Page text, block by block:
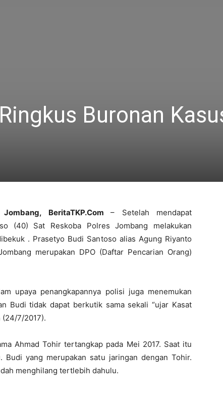
Buronan
Jombang, BeritaTKP.Com – Setelah mendapat
(40) Sat Reskoba Polres Jombang melakukan
. Prasetyo Budi Santoso alias Agung Riyanto
merupakan DPO (Daftar Pencarian Orang)
upaya penangkapannya polisi juga menemukan
Budi tidak dapat berkutik sama sekali “ujar Kasat
(24/7/2017).
Ahmad Tohir tertangkap pada Mei 2017. Saat itu
Budi yang merupakan satu jaringan dengan Tohir.
menghilang tertlebih dahulu.